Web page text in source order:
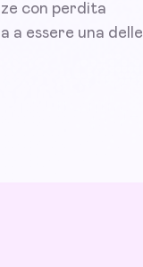
con perdita
a essere una delle